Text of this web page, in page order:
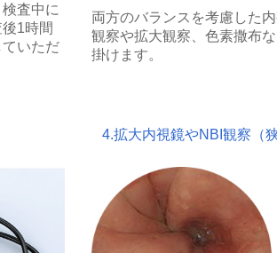
査中に
1時間
いただ
両方のバランスを考慮した
観察や拡大観察、色素撒布
掛けます。
4.拡大内視鏡やNBI観察（